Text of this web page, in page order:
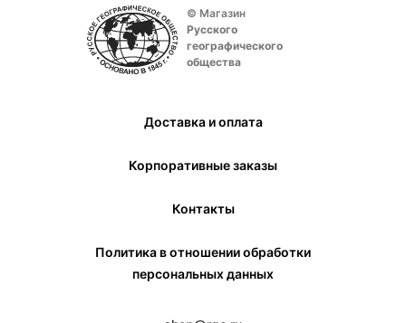
© Магазин
Русского
географического
общества
Доставка и оплата
Корпоративные заказы
Контакты
Политика в отношении обработки
персональных данных